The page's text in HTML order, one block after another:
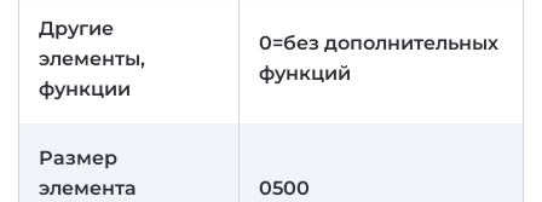
Другие
элементы,
функции
0=без дополнительных
функций
Размер
элемента
0500